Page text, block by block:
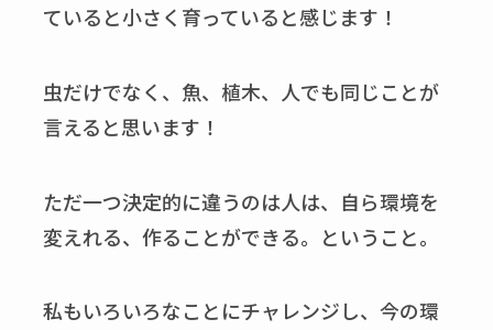
ていると小さく育っていると感じます！
虫だけでなく、魚、植木、人でも同じことが
言えると思います！
ただ一つ決定的に違うのは人は、自ら環境を
変えれる、作ることができる。ということ。
私もいろいろなことにチャレンジし、今の環